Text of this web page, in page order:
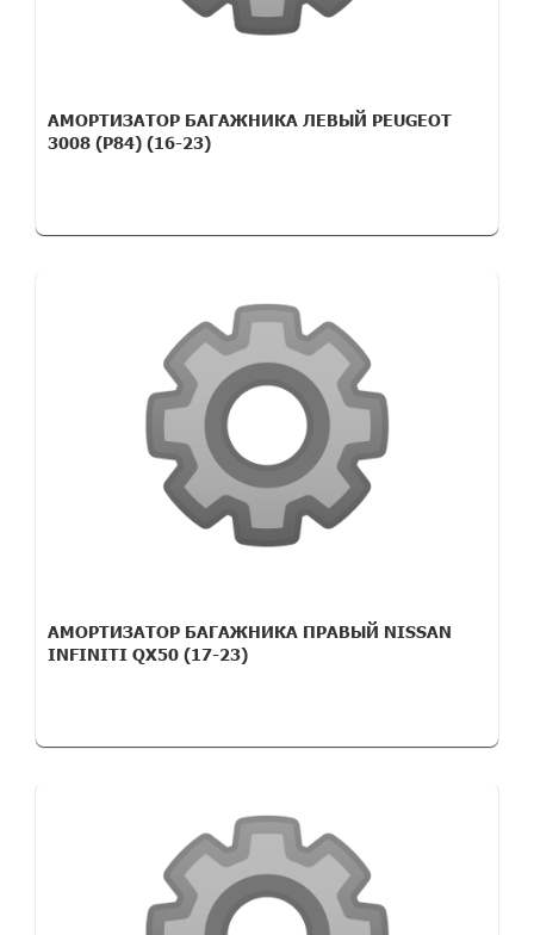
АМОРТИЗАТОР БАГАЖНИКА ЛЕВЫЙ PEUGEOT
3008 (P84) (16-23)
АМОРТИЗАТОР БАГАЖНИКА ПРАВЫЙ NISSAN
INFINITI QX50 (17-23)